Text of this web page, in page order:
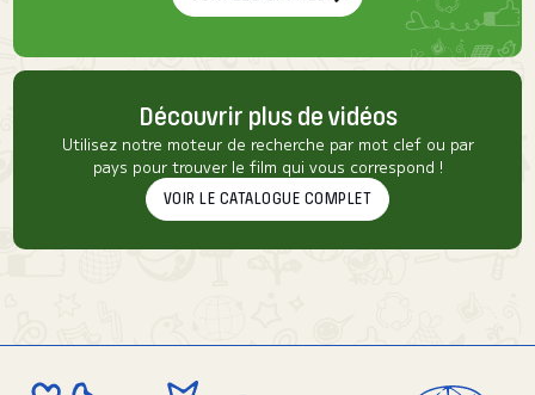
Découvrir plus de vidéos
Utilisez notre moteur de recherche par mot clef ou par
pays pour trouver le film qui vous correspond !
VOIR LE CATALOGUE COMPLET